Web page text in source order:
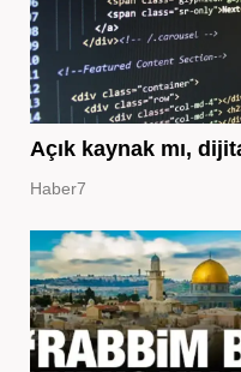
Açık kaynak mı,
Haber7